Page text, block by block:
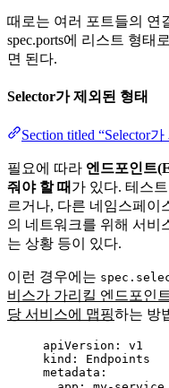
때로는 여러 포트들의 연
spec.ports에 리스트 형태
면 된다.
Selector가 제외된 형태
Section titled “Selector
필요에 따라 엔드포인트
줘야 할 때 가 있다. 테스
르거나, 다른 네임스페이
의 네트워크를 위해 서비
는 상황 등이 있다.
이런 경우에는
비스가 가리킬 엔드포인
당 서비스에 맵핑하는 방
apiVersion : v1
kind : Endpoints
metadata :